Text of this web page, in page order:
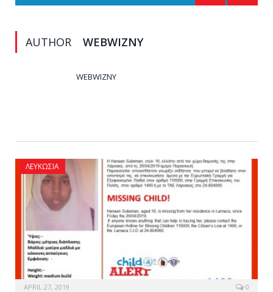
AUTHOR WEBWIZNY
WEBWIZNY
ΛΕΥΚΩΣΊΑ
APRIL 27, 2019 0